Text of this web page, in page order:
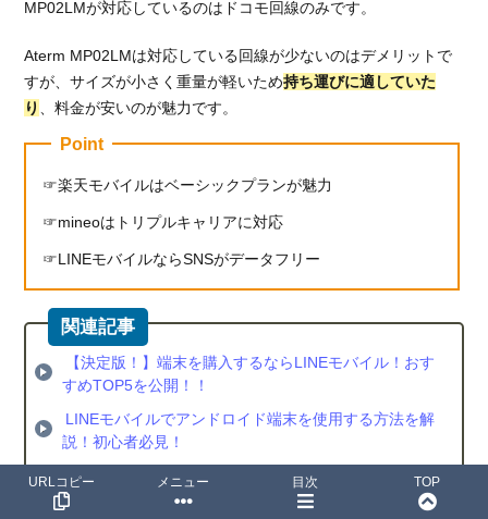
MP02LMが対応しているのはドコモ回線のみです。
Aterm MP02LMは対応している回線が少ないのはデメリットで
すが、サイズが小さく重量が軽いため持ち運びに適していた
り
、料金が安いのが魅力です。
Point
楽天モバイルはベーシックプランが魅力
mineoはトリプルキャリアに対応
LINEモバイルならSNSがデータフリー
【決定版！】端末を購入するならLINEモバイル！おす
すめTOP5を公開！！
LINEモバイルでアンドロイド端末を使用する方法を解
説！初心者必見！
URLコピー メニュー 目次 TOP